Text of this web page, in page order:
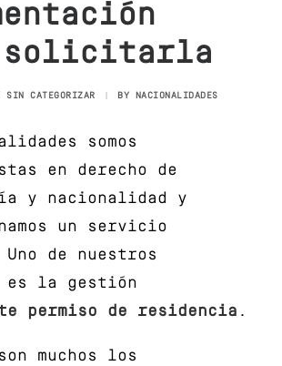
solicitarla
SIN CATEGORIZAR BY NACIONALIDADES
somos
en derecho de
y nacionalidad y
un servicio
de nuestros
es la gestión
permiso de residencia .
muchos los